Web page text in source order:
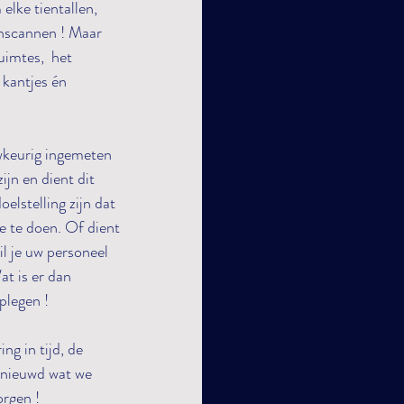
tientallen,
! Maar
het
én
ingemeten
en dient dit
zijn dat
te doen. Of dient
je uw personeel
is er dan
!
in tijd, de
wat we
!